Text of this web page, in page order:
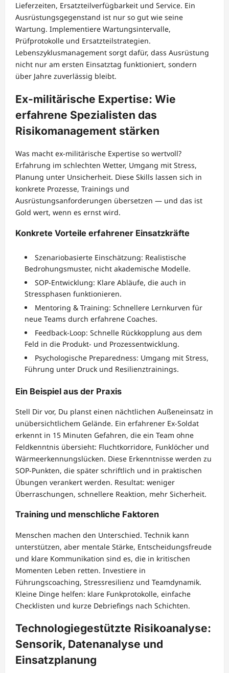
Lieferzeiten, Ersatzteilverfügbarkeit und Service. Ein
Ausrüstungsgegenstand ist nur so gut wie seine
Wartung. Implementiere Wartungsintervalle,
Prüfprotokolle und Ersatzteilstrategien.
Lebenszyklusmanagement sorgt dafür, dass Ausrüstung
nicht nur am ersten Einsatztag funktioniert, sondern
über Jahre zuverlässig bleibt.
Ex-militärische Expertise: Wie
erfahrene Spezialisten das
Risikomanagement stärken
Was macht ex-militärische Expertise so wertvoll?
Erfahrung im schlechten Wetter, Umgang mit Stress,
Planung unter Unsicherheit. Diese Skills lassen sich in
konkrete Prozesse, Trainings und
Ausrüstungsanforderungen übersetzen — und das ist
Gold wert, wenn es ernst wird.
Konkrete Vorteile erfahrener Einsatzkräfte
Szenariobasierte Einschätzung: Realistische
Bedrohungsmuster, nicht akademische Modelle.
SOP-Entwicklung: Klare Abläufe, die auch in
Stressphasen funktionieren.
Mentoring & Training: Schnellere Lernkurven für
neue Teams durch erfahrene Coaches.
Feedback-Loop: Schnelle Rückkopplung aus dem
Feld in die Produkt- und Prozessentwicklung.
Psychologische Preparedness: Umgang mit Stress,
Führung unter Druck und Resilienztrainings.
Ein Beispiel aus der Praxis
Stell Dir vor, Du planst einen nächtlichen Außeneinsatz in
unübersichtlichem Gelände. Ein erfahrener Ex-Soldat
erkennt in 15 Minuten Gefahren, die ein Team ohne
Feldkenntnis übersieht: Fluchtkorridore, Funklöcher und
Wärmeerkennungslücken. Diese Erkenntnisse werden zu
SOP-Punkten, die später schriftlich und in praktischen
Übungen verankert werden. Resultat: weniger
Überraschungen, schnellere Reaktion, mehr Sicherheit.
Training und menschliche Faktoren
Menschen machen den Unterschied. Technik kann
unterstützen, aber mentale Stärke, Entscheidungsfreude
und klare Kommunikation sind es, die in kritischen
Momenten Leben retten. Investiere in
Führungscoaching, Stressresilienz und Teamdynamik.
Kleine Dinge helfen: klare Funkprotokolle, einfache
Checklisten und kurze Debriefings nach Schichten.
Technologiegestützte Risikoanalyse:
Sensorik, Datenanalyse und
Einsatzplanung